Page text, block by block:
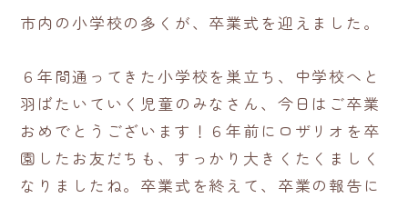
市内の小学校の多くが、卒業式を迎えました。
６年間通ってきた小学校を巣立ち、中学校へと
羽ばたいていく児童のみなさん、今日はご卒業
おめでとうございます！６年前にロザリオを卒
園したお友だちも、すっかり大きくたくましく
なりましたね。卒業式を終えて、卒業の報告に